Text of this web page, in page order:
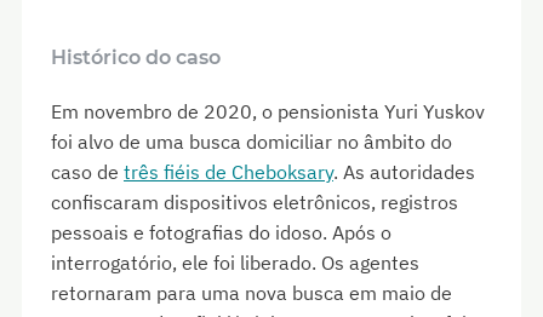
Histórico do caso
Em novembro de 2020, o pensionista Yuri Yuskov
foi alvo de uma busca domiciliar no âmbito do
caso de três fiéis de Cheboksary. As autoridades
confiscaram dispositivos eletrônicos, registros
pessoais e fotografias do idoso. Após o
interrogatório, ele foi liberado. Os agentes
retornaram para uma nova busca em maio de